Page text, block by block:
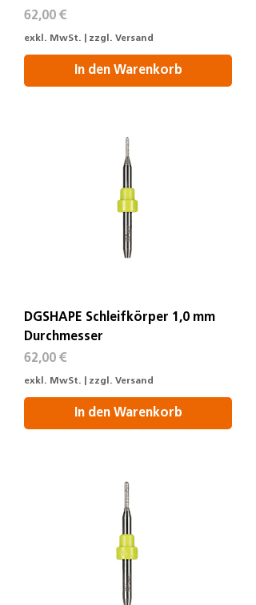
Preis
62,00 €
exkl. MwSt. zzgl. Versand
In den Warenkorb
DGSHAPE Schleifkörper 1,0 mm
Durchmesser
Preis
62,00 €
exkl. MwSt. zzgl. Versand
In den Warenkorb